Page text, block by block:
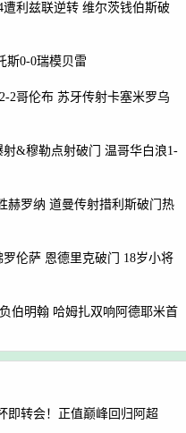
遭利兹联逆转 维尔茨钱伯斯破
斯0-0瑞模贝雷
2哥伦布 苏牙传射卡塞米罗乌
射&穆勒点射破门 温哥华白浪1-
赫罗纳 道曼传射措利斯破门热
伦萨 恩德里克破门 18岁小将
伯明翰 哈姆扎双响阿德耶米首
即转会！正值巅峰回归阿超